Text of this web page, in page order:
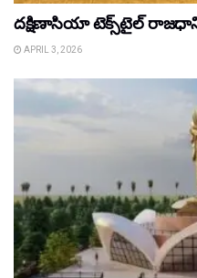
దక్షిణాసియా టెక్స్‌టైల్
APRIL 3, 2026